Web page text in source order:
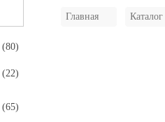
(80)
(22)
(65)
Главная Каталог